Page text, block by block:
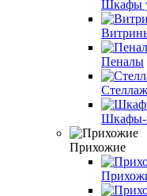
Шкафы
Пеналы
Шкафы-
Прихожие